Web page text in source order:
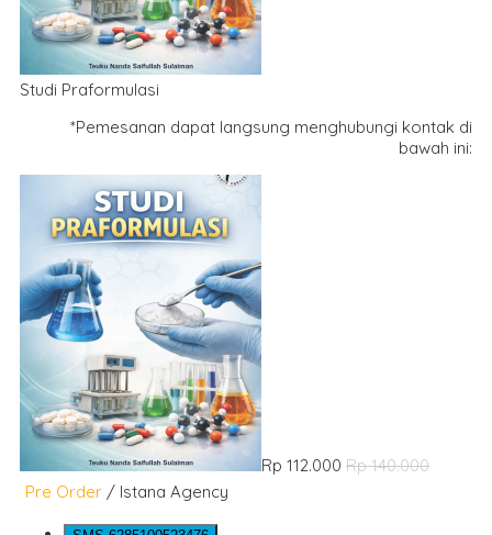
Studi Praformulasi
*Pemesanan dapat langsung menghubungi kontak di
bawah ini:
Rp 112.000 Rp 140.000
Pre Order / Istana Agency